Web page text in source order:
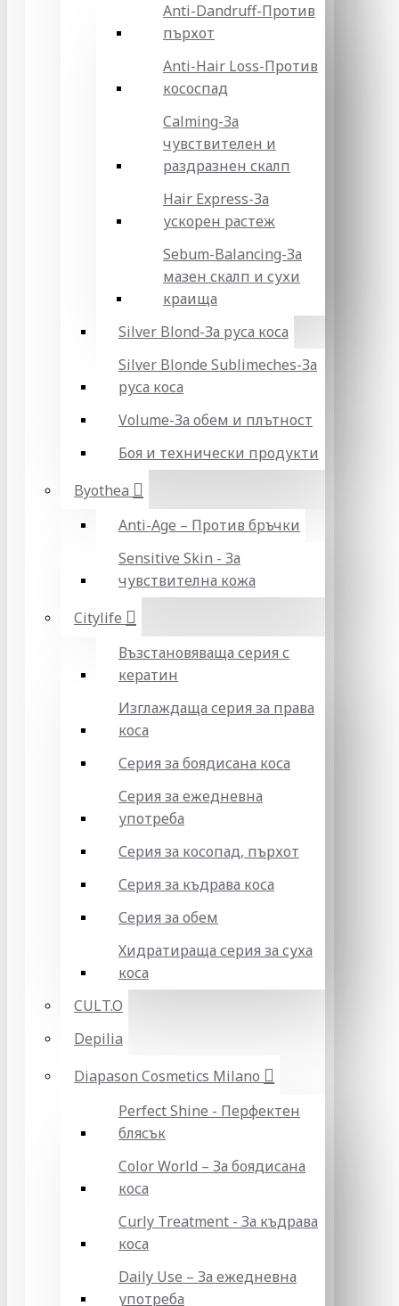
Anti-Dandruff-Против
пърхот
Anti-Hair Loss-Против
кососпад
Calming-За
чувствителен и
раздразнен скалп
Hair Express-За
ускорен растеж
Sebum-Balancing-За
мазен скалп и сухи
краища
Silver Blond-За руса коса
Silver Blonde Sublіmeches-За
руса коса
Volume-За обем и плътност
Боя и технически продукти
Byothea
Anti-Age – Против бръчки
Sensitive Skin - За
чувствителна кожа
Citylife
Възстановяваща серия с
кератин
Изглаждаща серия за права
коса
Серия за боядисана коса
Серия за ежедневна
употреба
Серия за косопад, пърхот
Серия за къдрава коса
Серия за обем
Хидратираща серия за суха
коса
CULT.O
Depilia
Diapason Cosmetics Milano
Perfect Shine - Перфектен
блясък
Color World – За боядисана
коса
Curly Treatment - За къдрава
коса
Daily Use – За ежедневна
употреба